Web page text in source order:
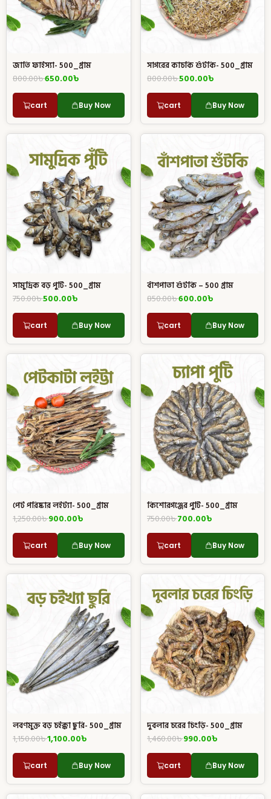
জাতি ফাইস্যা- 500_গ্রাম
800.00৳650.00৳
cart Buy Now
সাগরের কাচকি শুঁটকি- 500_গ্রাম
800.00৳500.00৳
cart Buy Now
সামুদ্রিক বড় পুটি- 500_গ্রাম
750.00৳500.00৳
cart Buy Now
বাঁশপাতা শুঁটকি – 500 গ্রাম
850.00৳600.00৳
cart Buy Now
পেট পরিষ্কার লইট্যা- 500_গ্রাম
1,250.00৳900.00৳
cart Buy Now
কিশোরগঞ্জের পুটি- 500_গ্রাম
750.00৳700.00৳
cart Buy Now
লবণমুক্ত বড় চইক্কা ছুরি- 500_গ্রাম
1,150.00৳1,100.00৳
cart Buy Now
দুবলার চরের চিংড়ি- 500_গ্রাম
1,460.00৳990.00৳
cart Buy Now